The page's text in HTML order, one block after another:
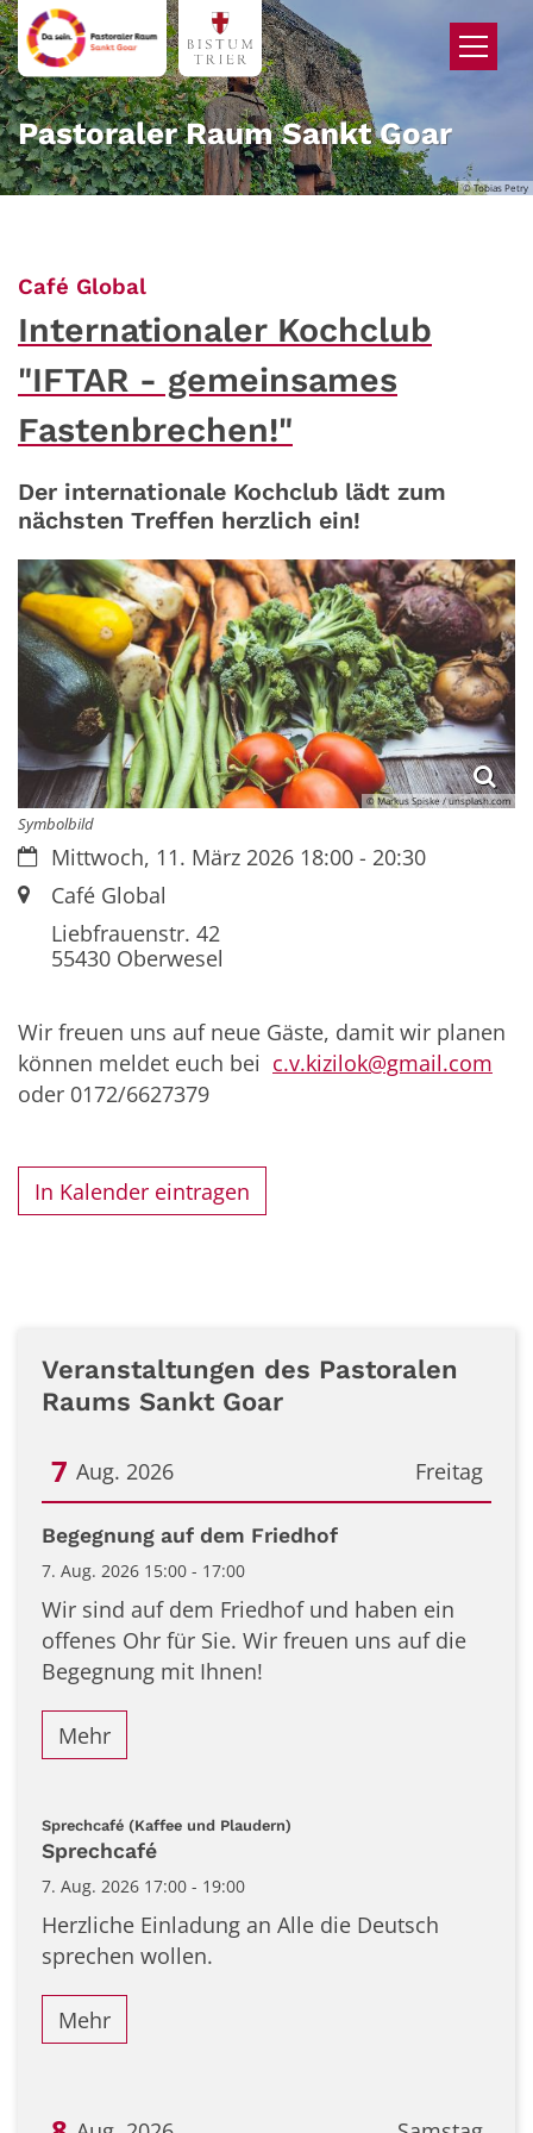
Zum Inhalt springen
© Tobias Petry
Pastoraler Raum Sankt Goar
Café Global:
Internationaler Kochclub
"IFTAR - gemeinsames
Fastenbrechen!"
Der internationale Kochclub lädt zum
nächsten Treffen herzlich ein!
© Markus Spiske / unsplash.com
Symbolbild
Datum:Mittwoch, 11. März 2026 18:00 - 20:30
Ort:Café Global
Liebfrauenstr. 42
55430Oberwesel
Wir freuen uns auf neue Gäste, damit wir planen
können meldet euch bei c.v.kizilok@gmail.com
oder 0172/6627379
In Kalender eintragen
Veranstaltungen des Pastoralen
Raums Sankt Goar
Freitag
7 Aug. 2026
Datum: 7. August 2026
Begegnung auf dem Friedhof
7. Aug. 2026 15:00 - 17:00
Wir sind auf dem Friedhof und haben ein
offenes Ohr für Sie. Wir freuen uns auf die
Begegnung mit Ihnen!
Mehr
Sprechcafé (Kaffee und Plaudern)
Sprechcafé
7. Aug. 2026 17:00 - 19:00
Herzliche Einladung an Alle die Deutsch
sprechen wollen.
Mehr